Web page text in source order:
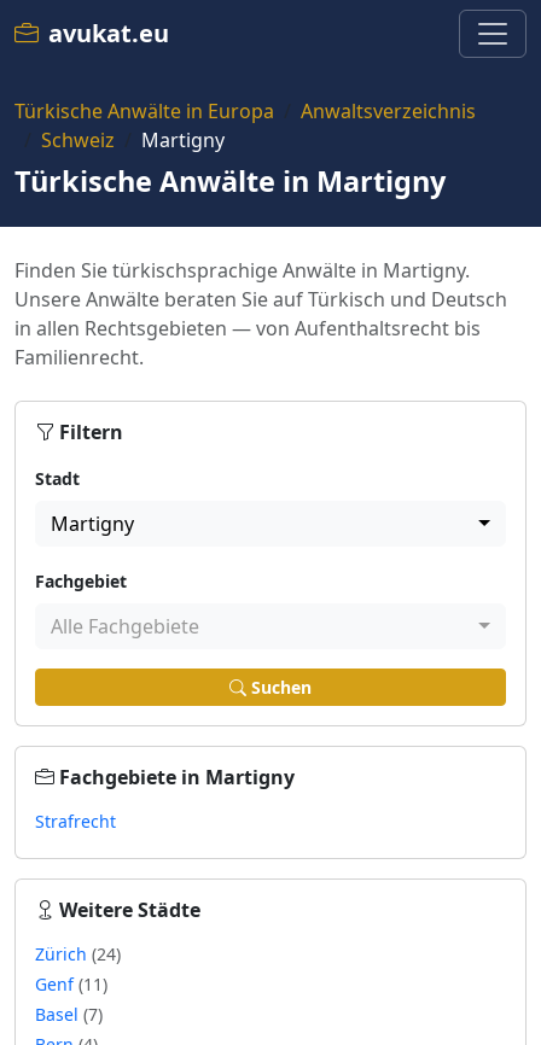
avukat.eu
Türkische Anwälte in Europa
Anwaltsverzeichnis
Schweiz
Martigny
Türkische Anwälte in Martigny
Finden Sie türkischsprachige Anwälte in Martigny.
Unsere Anwälte beraten Sie auf Türkisch und Deutsch
in allen Rechtsgebieten — von Aufenthaltsrecht bis
Familienrecht.
Filtern
Stadt
Martigny
Fachgebiet
Alle Fachgebiete
Suchen
Fachgebiete in Martigny
Strafrecht
Weitere Städte
Zürich (24)
Genf(11)
Basel (7)